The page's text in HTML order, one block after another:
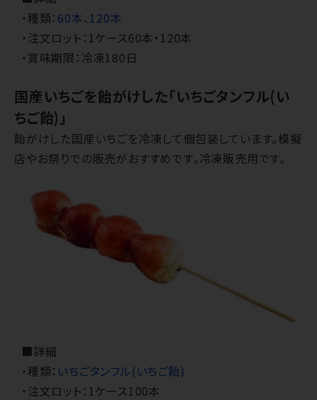
・種類： 60本、120本
・注文ロット：1ケース60本・120本
・賞味期限：冷凍180日
国産いちごを飴がけした「いちごタンフル(い
ちご飴)」
飴がけした国産いちごを冷凍して個包装しています。模擬
店やお祭りでの販売がおすすめです。冷凍販売用です。
■詳細
・種類： いちごタンフル(いちご飴)
・注文ロット：1ケース100本